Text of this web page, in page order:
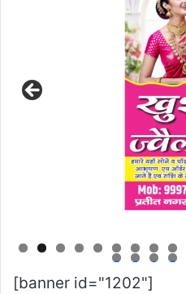
9 0 1 2
[banner id="1202"]